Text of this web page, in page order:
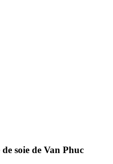
soie de Van Phuc